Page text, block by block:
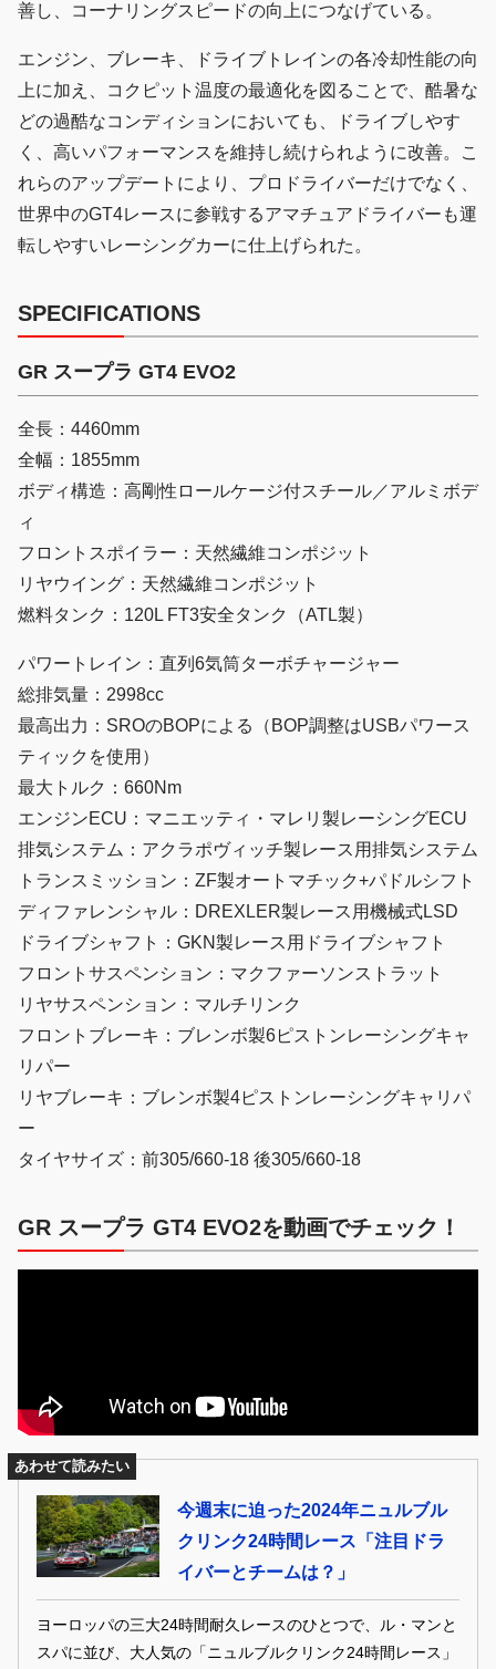
善し、コーナリングスピードの向上につなげている。
エンジン、ブレーキ、ドライブトレインの各冷却性能の向
上に加え、コクピット温度の最適化を図ることで、酷暑な
どの過酷なコンディションにおいても、ドライブしやす
く、高いパフォーマンスを維持し続けられように改善。こ
れらのアップデートにより、プロドライバーだけでなく、
世界中のGT4レースに参戦するアマチュアドライバーも運
転しやすいレーシングカーに仕上げられた。
SPECIFICATIONS
GR スープラ GT4 EVO2
全長：4460mm
全幅：1855mm
ボディ構造：高剛性ロールケージ付スチール／アルミボデ
ィ
フロントスポイラー：天然繊維コンポジット
リヤウイング：天然繊維コンポジット
燃料タンク：120L FT3安全タンク（ATL製）
パワートレイン：直列6気筒ターボチャージャー
総排気量：2998cc
最高出力：SROのBOPによる（BOP調整はUSBパワース
ティックを使用）
最大トルク：660Nm
エンジンECU：マニエッティ・マレリ製レーシングECU
排気システム：アクラポヴィッチ製レース用排気システム
トランスミッション：ZF製オートマチック+パドルシフト
ディファレンシャル：DREXLER製レース用機械式LSD
ドライブシャフト：GKN製レース用ドライブシャフト
フロントサスペンション：マクファーソンストラット
リヤサスペンション：マルチリンク
フロントブレーキ：ブレンボ製6ピストンレーシングキャ
リパー
リヤブレーキ：ブレンボ製4ピストンレーシングキャリパ
ー
タイヤサイズ：前305/660-18 後305/660-18
GR スープラ GT4 EVO2を動画でチェック！
あわせて読みたい
今週末に迫った2024年ニュルブル
クリンク24時間レース「注目ドラ
イバーとチームは？」
ヨーロッパの三大24時間耐久レースのひとつで、ル・マンと
スパに並び、大人気の「ニュルブルクリンク24時間レース」